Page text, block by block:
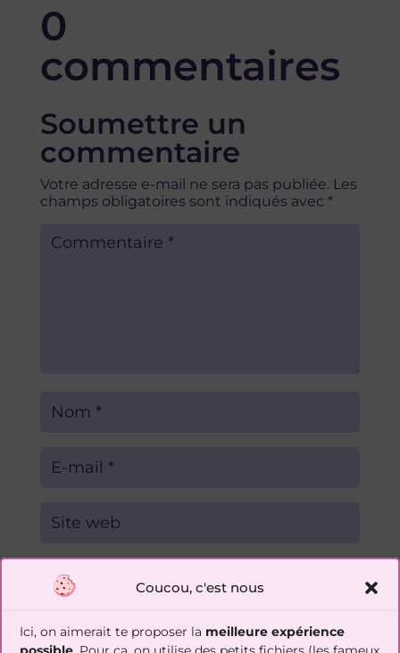
Coucou, c'est nous
Ici, on aimerait te proposer la meilleure expérience
0
commentaires
Soumettre un
commentaire
Votre adresse e-mail ne sera pas publiée. Les
champs obligatoires sont indiqués avec *
Soumettre le commentaire